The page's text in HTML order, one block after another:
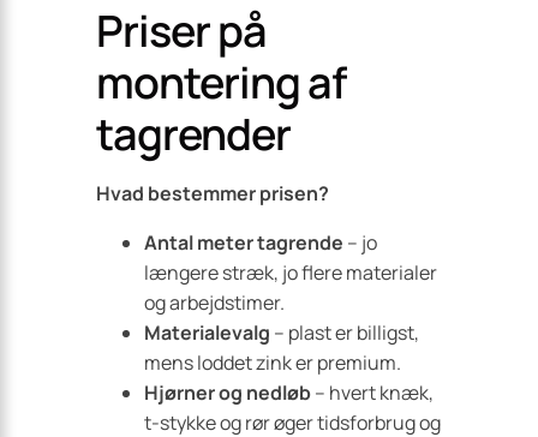
Priser på
montering af
tagrender
Hvad bestemmer prisen?
Antal meter tagrende – jo
længere stræk, jo flere materialer
og arbejdstimer.
Materialevalg – plast er billigst,
mens loddet zink er premium.
Hjørner og nedløb– hvert knæk,
t-stykke og rør øger tidsforbrug og